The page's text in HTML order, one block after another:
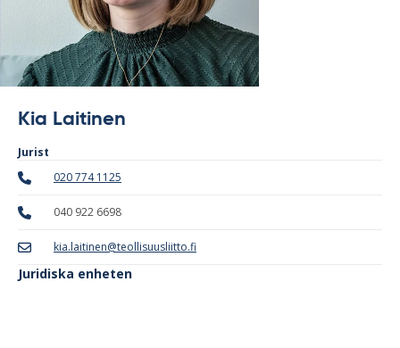
Kia Laitinen
Jurist
020 774 1125
040 922 6698
kia.laitinen@teollisuusliitto.fi
Juridiska enheten